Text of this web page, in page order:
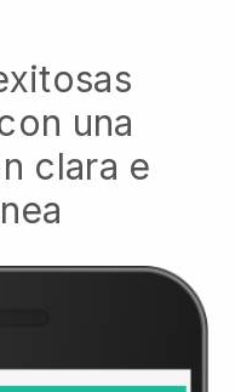
una
clara e